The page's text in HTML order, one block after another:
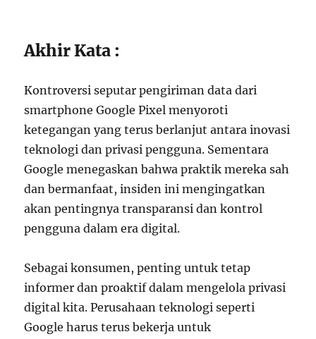
Akhir Kata :
Kontroversi seputar pengiriman data dari
smartphone Google Pixel menyoroti
ketegangan yang terus berlanjut antara inovasi
teknologi dan privasi pengguna. Sementara
Google menegaskan bahwa praktik mereka sah
dan bermanfaat, insiden ini mengingatkan
akan pentingnya transparansi dan kontrol
pengguna dalam era digital.
Sebagai konsumen, penting untuk tetap
informer dan proaktif dalam mengelola privasi
digital kita. Perusahaan teknologi seperti
Google harus terus bekerja untuk